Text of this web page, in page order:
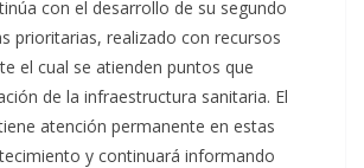
con el desarrollo de su segundo
prioritarias, realizado con recursos
el cual se atienden puntos que
de la infraestructura sanitaria. El
atención permanente en estas
y continuará informando